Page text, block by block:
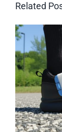
Related